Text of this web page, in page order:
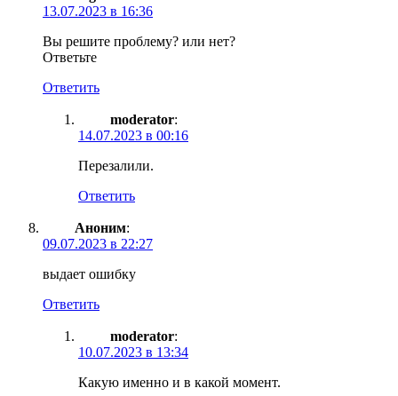
13.07.2023 в 16:36
Вы решите проблему? или нет?
Ответьте
Ответить
moderator:
14.07.2023 в 00:16
Перезалили.
Ответить
Аноним:
09.07.2023 в 22:27
выдает ошибку
Ответить
moderator:
10.07.2023 в 13:34
Какую именно и в какой момент.